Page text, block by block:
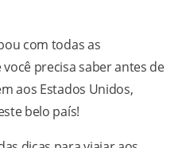
com todas as
precisa saber antes de
aos Estados Unidos,
belo país!